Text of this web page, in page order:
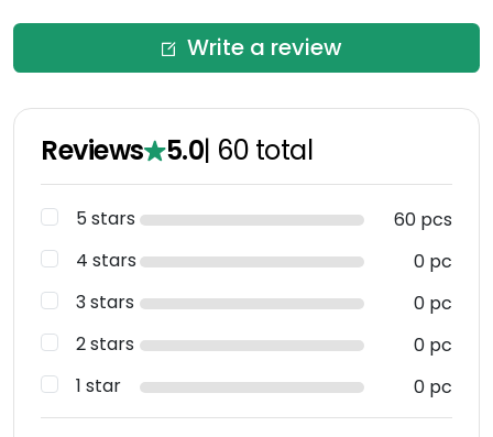
Write a review
Reviews 5.0| 60 total
5 stars
60 pcs
4 stars
0 pc
3 stars
0 pc
2 stars
0 pc
1 star
0 pc